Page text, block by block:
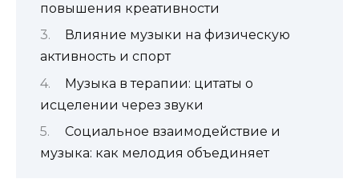
повышения креативности
Влияние музыки на физическую
активность и спорт
Музыка в терапии: цитаты о
исцелении через звуки
Социальное взаимодействие и
музыка: как мелодия объединяет